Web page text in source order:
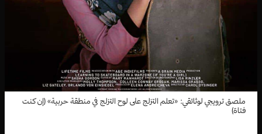
ملصق ترويجي لوثائقي: «تعلم التزلج على لوح التزلج في منطقة حربية» (إن كنت
فتاة)